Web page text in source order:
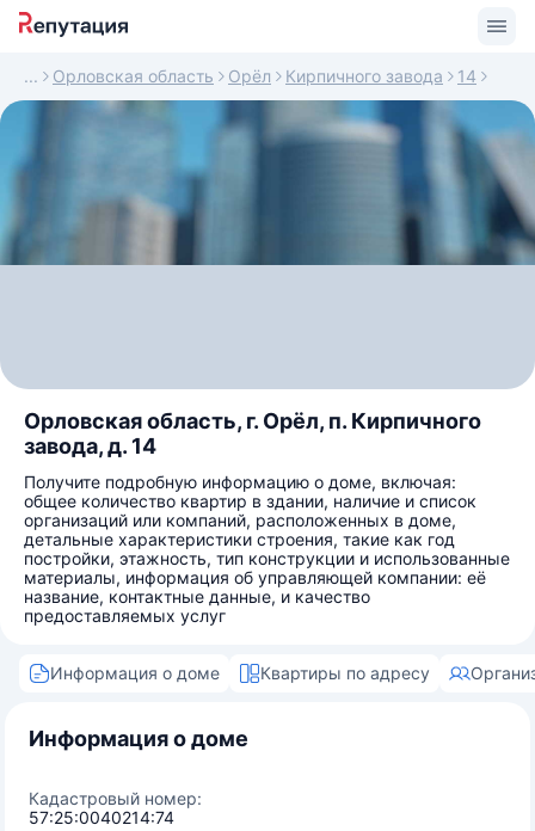
Орловская область Орёл Кирпичного завода 14
Орловская область, г. Орёл, п. Кирпичного
завода, д. 14
Получите подробную информацию о доме, включая:
общее количество квартир в здании, наличие и список
организаций или компаний, расположенных в доме,
детальные характеристики строения, такие как год
постройки, этажность, тип конструкции и использованные
материалы, информация об управляющей компании: её
название, контактные данные, и качество
предоставляемых услуг
Информация о доме Квартиры по адресу
Информация о доме
Кадастровый номер:
57:25:0040214:74